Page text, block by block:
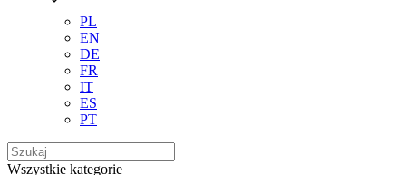
PL
EN
DE
FR
IT
ES
PT
Wszystkie kategorie